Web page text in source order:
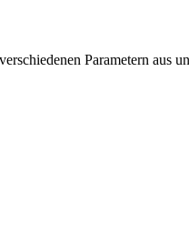
Parametern aus